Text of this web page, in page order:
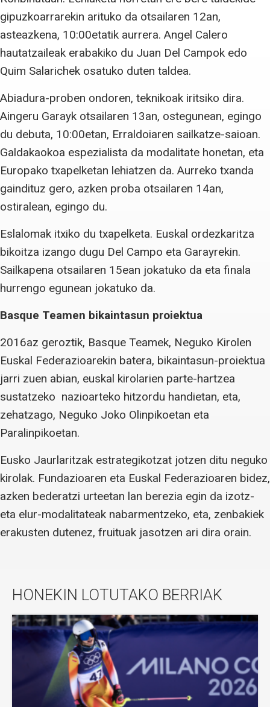
gipuzkoarrarekin arituko da otsailaren 12an,
asteazkena, 10:00etatik aurrera. Angel Calero
hautatzaileak erabakiko du Juan Del Campok edo
Quim Salarichek osatuko duten taldea.
Abiadura-proben ondoren, teknikoak iritsiko dira.
Aingeru Garayk otsailaren 13an, ostegunean, egingo
du debuta, 10:00etan, Erraldoiaren sailkatze-saioan.
Galdakaokoa espezialista da modalitate honetan, eta
Europako txapelketan lehiatzen da. Aurreko txanda
gaindituz gero, azken proba otsailaren 14an,
ostiralean, egingo du.
Eslalomak itxiko du txapelketa. Euskal ordezkaritza
bikoitza izango dugu Del Campo eta Garayrekin.
Sailkapena otsailaren 15ean jokatuko da eta finala
hurrengo egunean jokatuko da.
Basque Teamen bikaintasun proiektua
2016az geroztik, Basque Teamek, Neguko Kirolen
Euskal Federazioarekin batera, bikaintasun-proiektua
jarri zuen abian, euskal kirolarien parte-hartzea
sustatzeko nazioarteko hitzordu handietan, eta,
zehatzago, Neguko Joko Olinpikoetan eta
Paralinpikoetan.
Eusko Jaurlaritzak estrategikotzat jotzen ditu neguko
kirolak. Fundazioaren eta Euskal Federazioaren bidez,
azken bederatzi urteetan lan berezia egin da izotz-
eta elur-modalitateak nabarmentzeko, eta, zenbakiek
erakusten dutenez, fruituak jasotzen ari dira orain.
HONEKIN LOTUTAKO BERRIAK